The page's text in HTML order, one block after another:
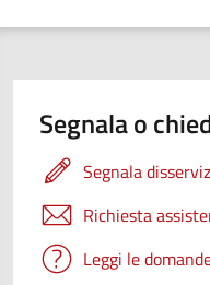
Segnala o
Segnala
Richiesta
Leggi le